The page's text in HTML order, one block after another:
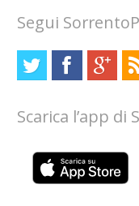
Segui
Scarica l’app